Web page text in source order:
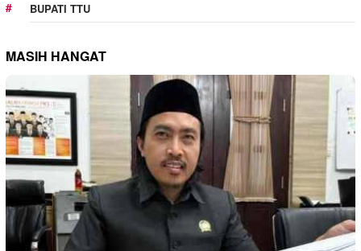
BUPATI TTU
MASIH HANGAT